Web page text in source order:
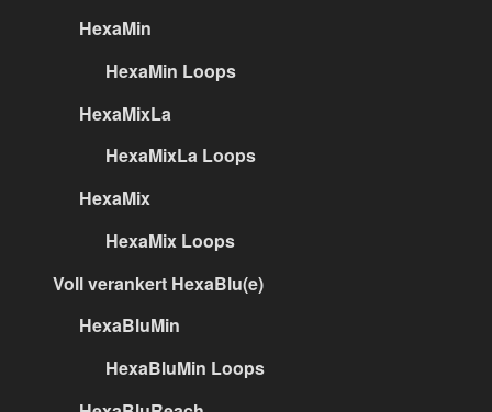
HexaMin
HexaMin Loops
HexaMixLa
HexaMixLa Loops
HexaMix
HexaMix Loops
Voll verankert HexaBlu(e)
HexaBluMin
HexaBluMin Loops